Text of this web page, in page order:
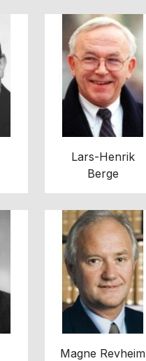
Lars-Henrik
Berge
Magne Revheim